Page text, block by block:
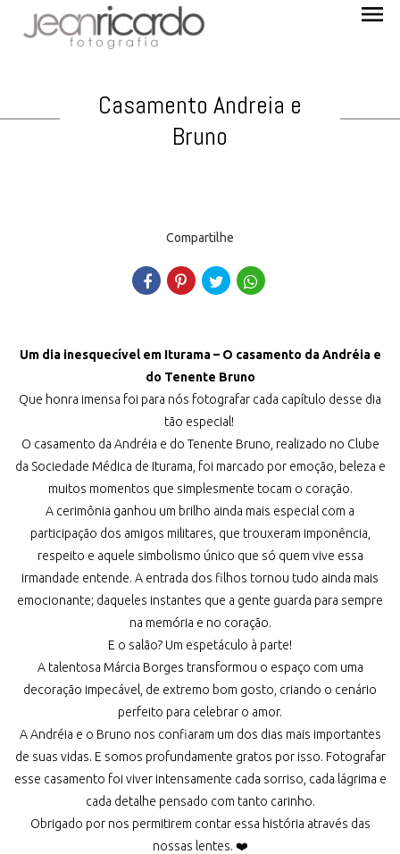
menu
Casamento Andreia e
Bruno
Compartilhe
Um dia inesquecível em Iturama – O casamento da Andréia e
do Tenente Bruno
Que honra imensa foi para nós fotografar cada capítulo desse dia
tão especial!
O casamento da Andréia e do Tenente Bruno, realizado no Clube
da Sociedade Médica de Iturama, foi marcado por emoção, beleza e
muitos momentos que simplesmente tocam o coração.
A cerimônia ganhou um brilho ainda mais especial com a
participação dos amigos militares, que trouxeram imponência,
respeito e aquele simbolismo único que só quem vive essa
irmandade entende. A entrada dos filhos tornou tudo ainda mais
emocionante; daqueles instantes que a gente guarda para sempre
na memória e no coração.
E o salão? Um espetáculo à parte!
A talentosa Márcia Borges transformou o espaço com uma
decoração impecável, de extremo bom gosto, criando o cenário
perfeito para celebrar o amor.
A Andréia e o Bruno nos confiaram um dos dias mais importantes
de suas vidas. E somos profundamente gratos por isso. Fotografar
esse casamento foi viver intensamente cada sorriso, cada lágrima e
cada detalhe pensado com tanto carinho.
Obrigado por nos permitirem contar essa história através das
nossas lentes. ❤️